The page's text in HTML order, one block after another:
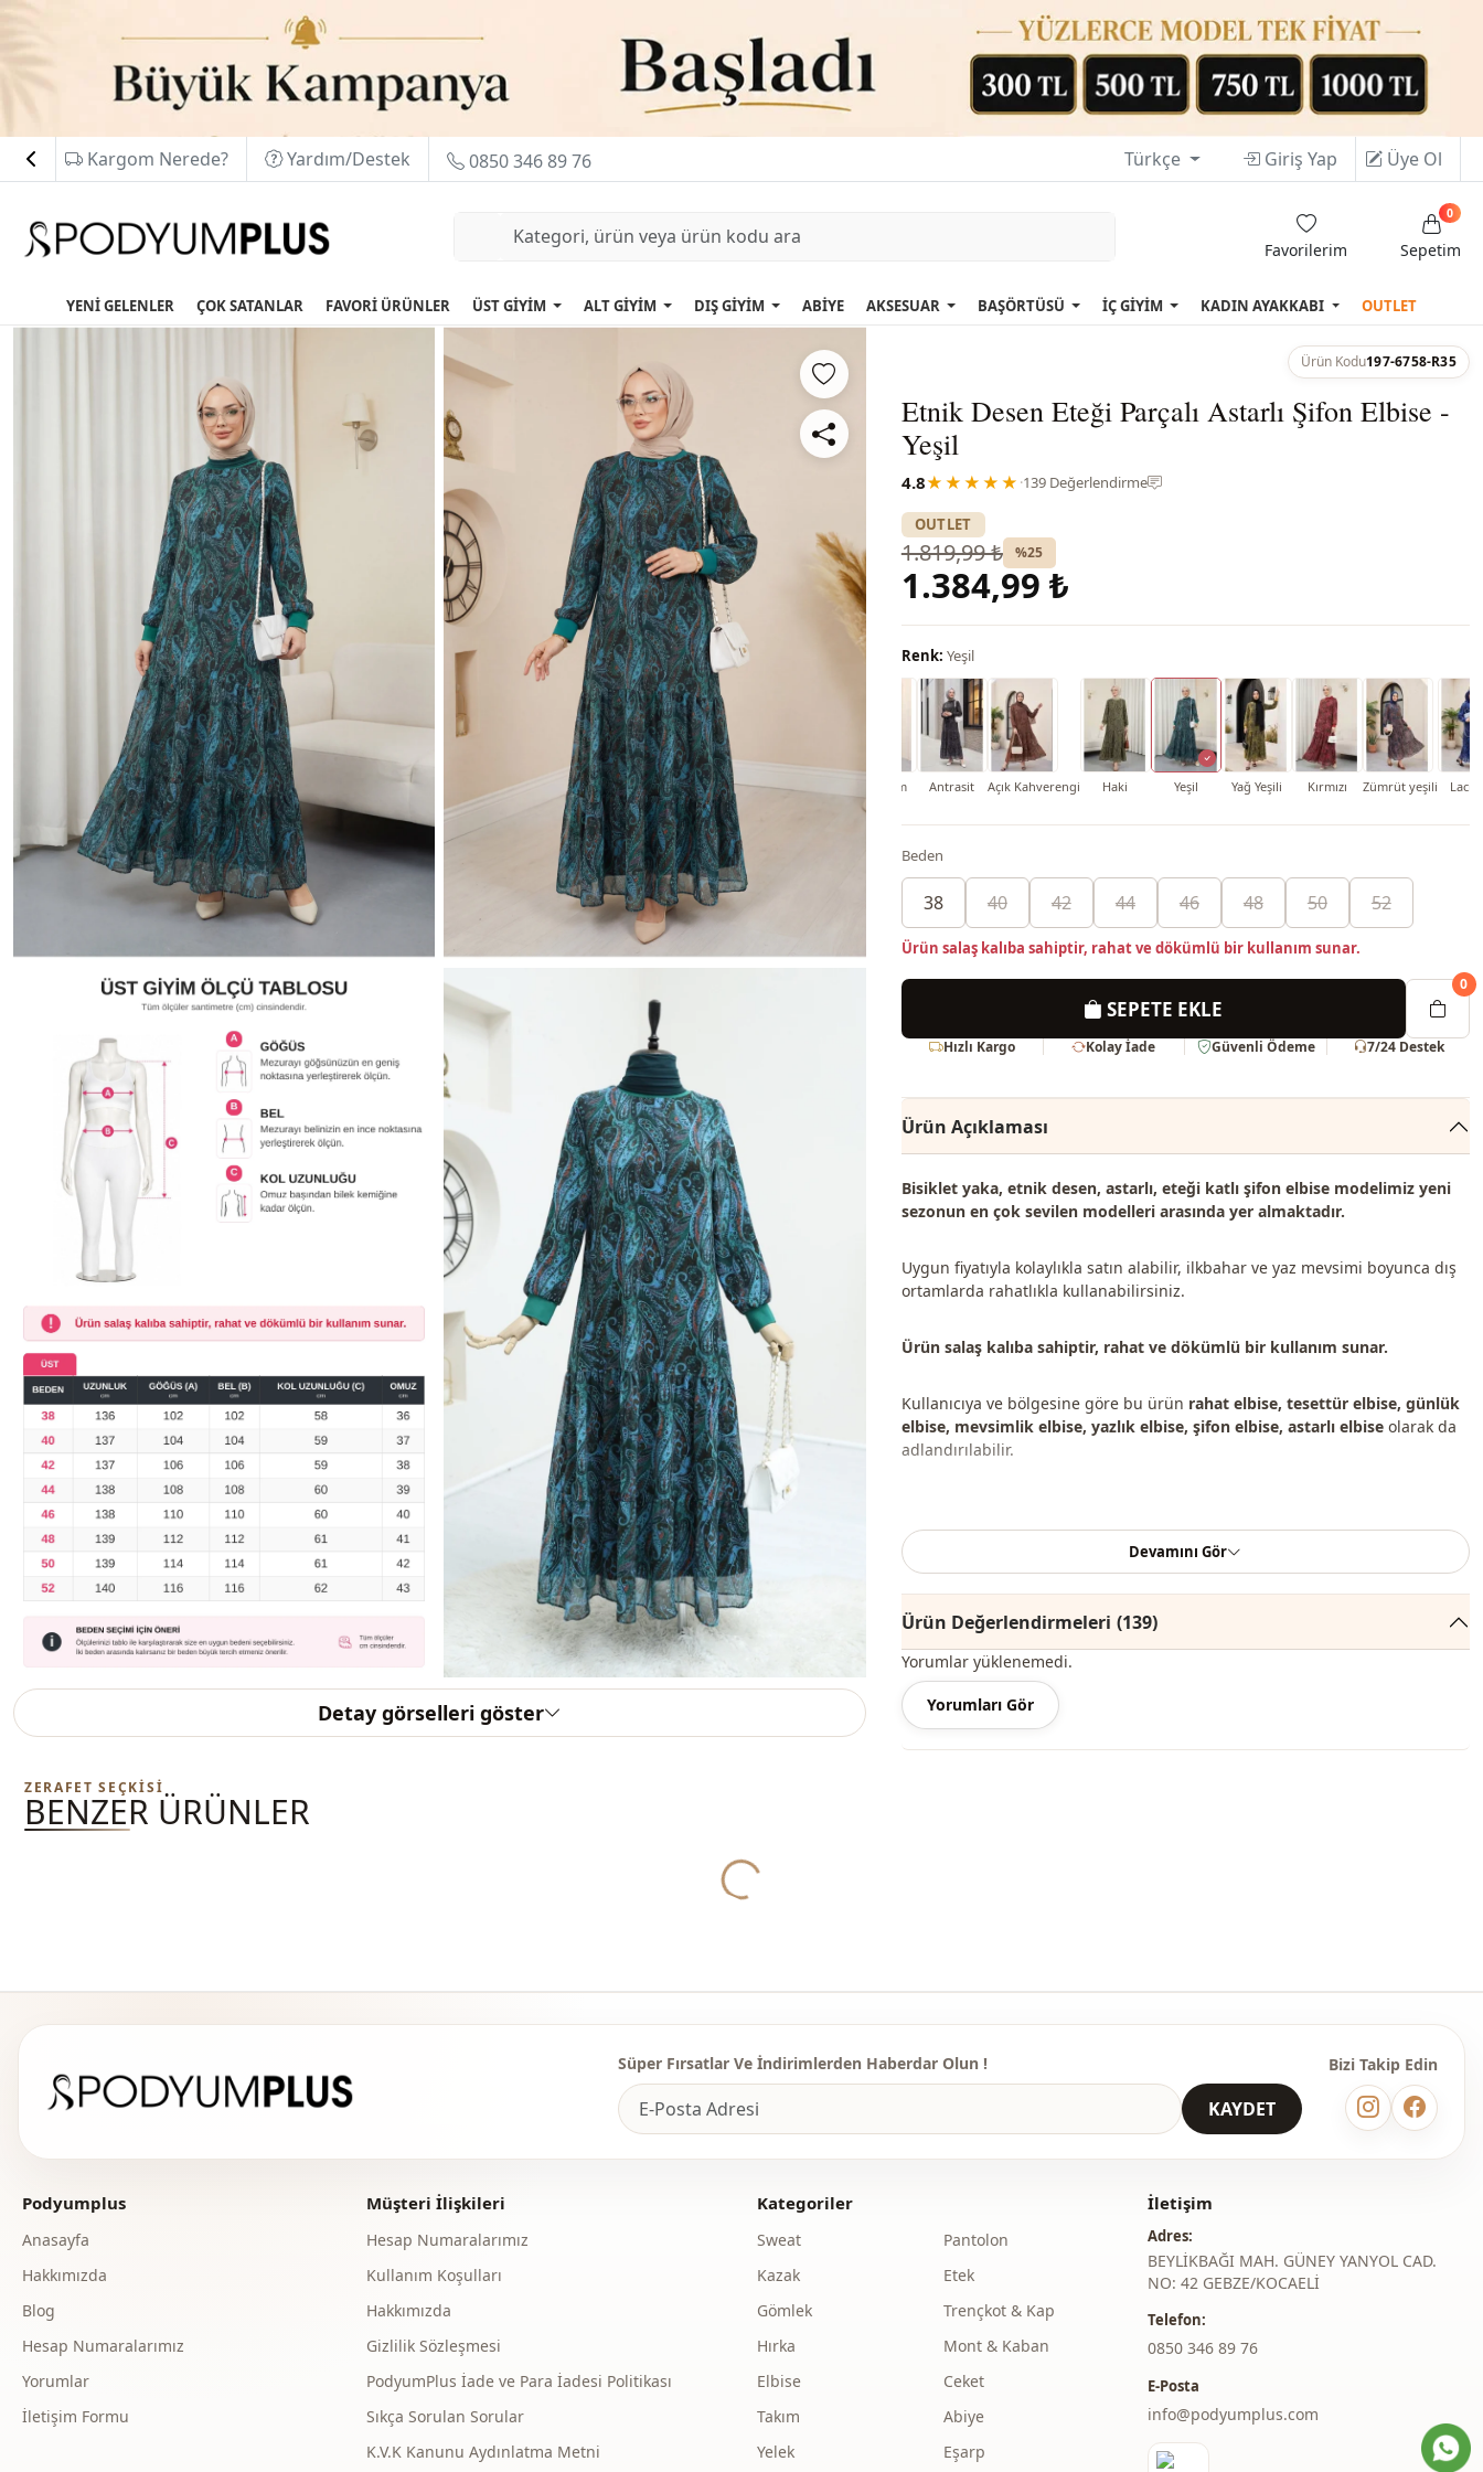
Kargom Nerede? Yardım/Destek 0850 346 89 76 Türkçe Giriş Yap Üye Ol
Favorilerim Sepetim
0
YENİ GELENLER ÇOK SATANLAR FAVORİ ÜRÜNLER ÜST GİYİM ALT GİYİM DIŞ GİYİM ABİYE AKSESUAR BAŞÖRTÜSÜ İÇ GİYİM KADIN AYAKKABI OUTLET
Detay görselleri göster
Ürün Kodu197-6758-R35
Etnik Desen Eteği Parçalı Astarlı Şifon Elbise -
Yeşil
4.8★★★★★ ·139 Değerlendirme
OUTLET
1.819,99 ₺ %25
1.384,99 ₺
Renk: Yeşil
Bordo Mürdüm Antrasit Açık Kahverengi Haki Yeşil Yağ Yeşili Kırmızı Zümrüt yeşili
Beden
38 40 42 44 46 48 50 52
Ürün salaş kalıba sahiptir, rahat ve dökümlü bir kullanım sunar.
SEPETE EKLE
0
Hızlı Kargo Kolay İade Güvenli Ödeme 7/24 Destek
Ürün Açıklaması
Bisiklet yaka, etnik desen, astarlı, eteği katlı şifon elbise modelimiz yeni
sezonun en çok sevilen modelleriarasında yer almaktadır.
Uygun fiyatıyla kolaylıkla satın alabilir, ilkbahar ve yaz mevsimi boyunca dış
ortamlarda rahatlıkla kullanabilirsiniz.
Ürün salaş kalıba sahiptir, rahat ve dökümlü bir kullanım sunar.
Kullanıcıya ve bölgesine göre bu ürün rahat elbise, tesettür elbise, günlük
elbise, mevsimlik elbise, yazlık elbise, şifon elbise, astarlı elbiseolarak da
adlandırılabilir.
Giydiğiniz bedeni ölçü tablosuna bakarak belirleyebilir, size en uygun
Yıkama: 30 derecede yıkayınız.
Uzunluk
Oversize
Kol detay Uzun kol
Desen
Desenli
Kullanim Günlük
Devamını Gör
Ürün Değerlendirmeleri (139)
Yorumlar yüklenemedi.
Yorumları Gör
ZERAFET SEÇKISI
BENZER ÜRÜNLER
Yukleniyor...
Süper Fırsatlar Ve İndirimlerden Haberdar Olun !
KAYDET
Bizi Takip Edin
Podyumplus
Anasayfa
Hakkımızda
Blog
Hesap Numaralarımız
Yorumlar
İletişim Formu
Müşteri İlişkileri
Hesap Numaralarımız
Kullanım Koşulları
Hakkımızda
Gizlilik Sözleşmesi
PodyumPlus İade ve Para İadesi Politikası
Sıkça Sorulan Sorular
K.V.K Kanunu Aydınlatma Metni
Kategoriler
Sweat
Kazak
Gömlek
Hırka
Elbise
Takım
Yelek
Pantolon
Etek
Trençkot & Kap
Mont & Kaban
Ceket
Abiye
Eşarp
İletişim
Adres:
BEYLİKBAĞI MAH. GÜNEY YANYOL CAD.
NO: 42 GEBZE/KOCAELİ
Telefon:
‎0850 346 89 76
E-Posta
info@podyumplus.com